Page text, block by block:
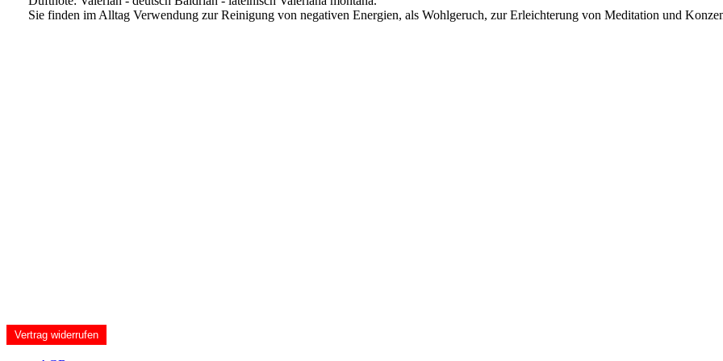
Sie finden im Alltag Verwendung zur Reinigung von negativen Energien, als Wohlgeruch, zur Erleichterung von Meditation und
Vertrag widerrufen